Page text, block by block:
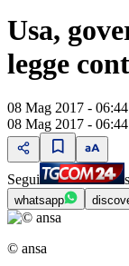
Usa,
legge
08 Mag 2017 - 06:44
08 Mag 2017 - 06:44
Segui
whatsapp
© ansa